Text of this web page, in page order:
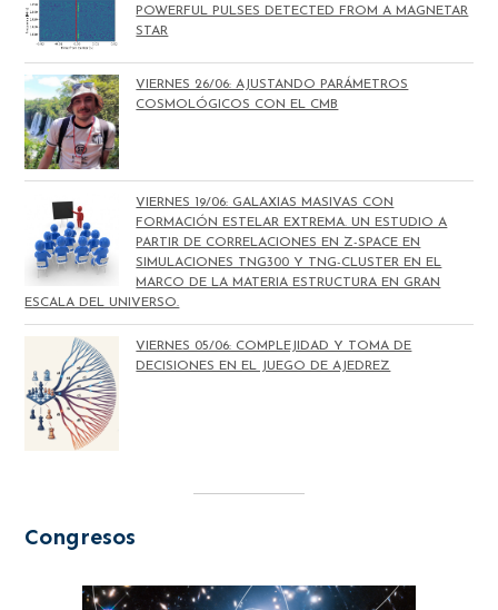
POWERFUL PULSES DETECTED FROM A MAGNETAR
STAR
VIERNES 26/06: AJUSTANDO PARÁMETROS
COSMOLÓGICOS CON EL CMB
VIERNES 19/06: GALAXIAS MASIVAS CON
FORMACIÓN ESTELAR EXTREMA. UN ESTUDIO A
PARTIR DE CORRELACIONES EN Z-SPACE EN
SIMULACIONES TNG300 Y TNG-CLUSTER EN EL
MARCO DE LA MATERIA ESTRUCTURA EN GRAN
ESCALA DEL UNIVERSO.
VIERNES 05/06: COMPLEJIDAD Y TOMA DE
DECISIONES EN EL JUEGO DE AJEDREZ
Congresos